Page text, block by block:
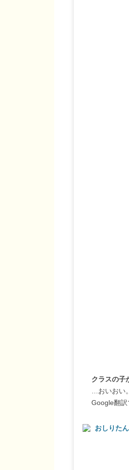
クラスの子
…おいおい。
Google翻
おしりた